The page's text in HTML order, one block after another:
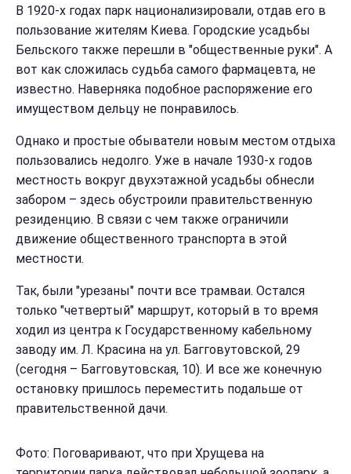
В 1920-х годах парк национализировали, отдав его в
пользование жителям Киева. Городские усадьбы
Бельского также перешли в "общественные руки". А
вот как сложилась судьба самого фармацевта, не
известно. Наверняка подобное распоряжение его
имуществом дельцу не понравилось.
Однако и простые обыватели новым местом отдыха
пользовались недолго. Уже в начале 1930-х годов
местность вокруг двухэтажной усадьбы обнесли
забором – здесь обустроили правительственную
резиденцию. В связи с чем также ограничили
движение общественного транспорта в этой
местности.
Так, были "урезаны" почти все трамваи. Остался
только "четвертый" маршрут, который в то время
ходил из центра к Государственному кабельному
заводу им. Л. Красина на ул. Багговутовской, 29
(сегодня – Багговутовская, 10). И все же конечную
остановку пришлось переместить подальше от
правительственной дачи.
Фото: Поговаривают, что при Хрущева на